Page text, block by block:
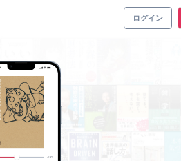
ログイン